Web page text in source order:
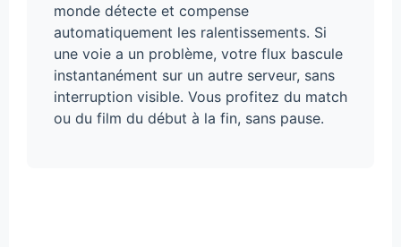
monde détecte et compense
automatiquement les ralentissements. Si
une voie a un problème, votre flux bascule
instantanément sur un autre serveur, sans
interruption visible. Vous profitez du match
ou du film du début à la fin, sans pause.